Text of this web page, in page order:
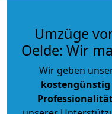
Umzüge
Oelde: Wir
Wir geben
kostengünstig